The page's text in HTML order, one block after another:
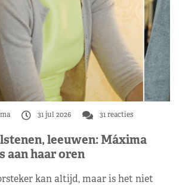
31 jul 2026 31 reacties
leeuwen: Máxima
aan haar oren
kan altijd, maar is het niet